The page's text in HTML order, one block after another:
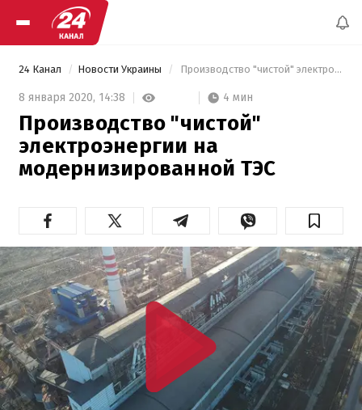
24 Канал Новости Украины Производство "чистой" электроэнергии на модернизированной ТЭС
8 января 2020, 14:38 4 мин
Производство "чистой"
электроэнергии на
модернизированной ТЭС